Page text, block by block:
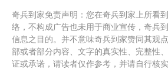
奇兵到家免责声明：您在奇兵到家上所看
络，不构成广告也未用于商业宣传，奇兵
信息之目的。并不意味奇兵到家赞同其观
部或者部分内容、文字的真实性、完整性
证或承诺，请读者仅作参考，并请自行核